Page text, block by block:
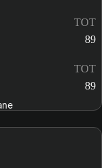
TOT
89
TOT
89